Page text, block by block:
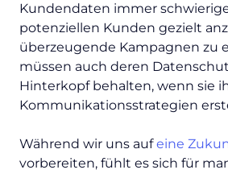
Kundendaten immer
potenziellen Kunden gezielt
überzeugende Kampagnen zu
müssen auch deren
Hinterkopf behalten, wenn sie
Kommunikationsstrategien
Während wir uns aufeine
vorbereiten, fühlt es sich für